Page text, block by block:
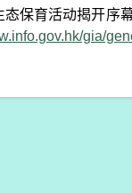
保育活动揭开序
gia/